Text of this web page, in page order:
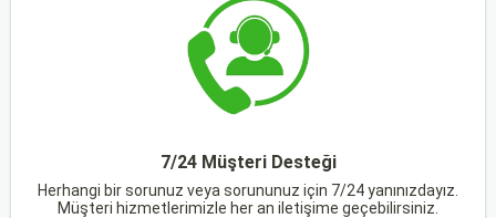
7/24 Müşteri Desteği
Herhangi bir sorunuz veya sorununuz için 7/24 yanınızdayız.
Müşteri hizmetlerimizle her an iletişime geçebilirsiniz.